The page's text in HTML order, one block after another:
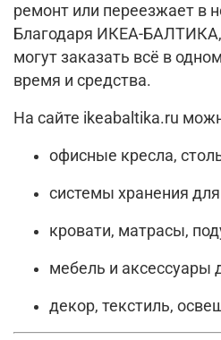
ремонт или переезжает в
Благодаря ИКЕА-
могут заказать всё в
время и средства.
На сайте ikeabaltika.ru
офисные кресла,
системы хранения
кровати, матрасы,
мебель и аксессуары
декор, текстиль,